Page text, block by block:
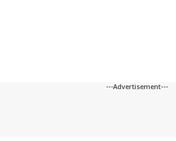
---Advertisement---